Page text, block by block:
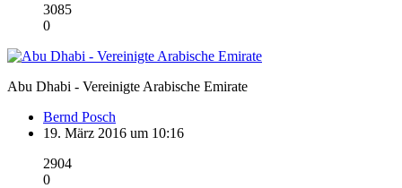
3085
0
Abu Dhabi - Vereinigte Arabische Emirate
Bernd Posch
19. März 2016 um 10:16
2904
0